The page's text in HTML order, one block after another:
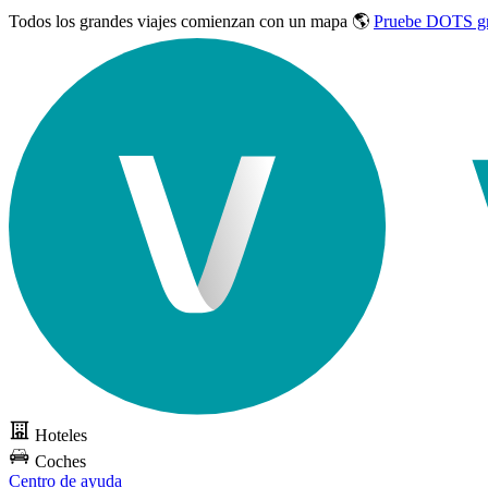
Todos los grandes viajes comienzan con un mapa 🌎 Pruebe DOTS
Hoteles
Coches
Centro de ayuda